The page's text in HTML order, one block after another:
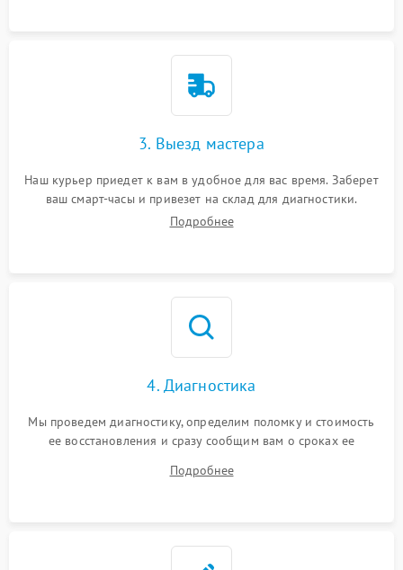
3. Выезд мастера
Наш курьер приедет к вам в удобное для вас время. Заберет
ваш смарт-часы и привезет на склад для диагностики.
Подробнее
4. Диагностика
Мы проведем диагностику, определим поломку и стоимость
ее восстановления и сразу сообщим вам о сроках ее
Подробнее